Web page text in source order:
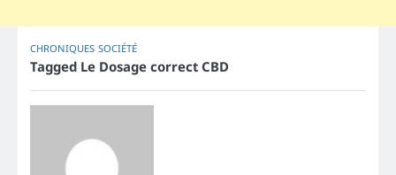
CHRONIQUES SOCIÉTÉ
Tagged Le Dosage correct CBD